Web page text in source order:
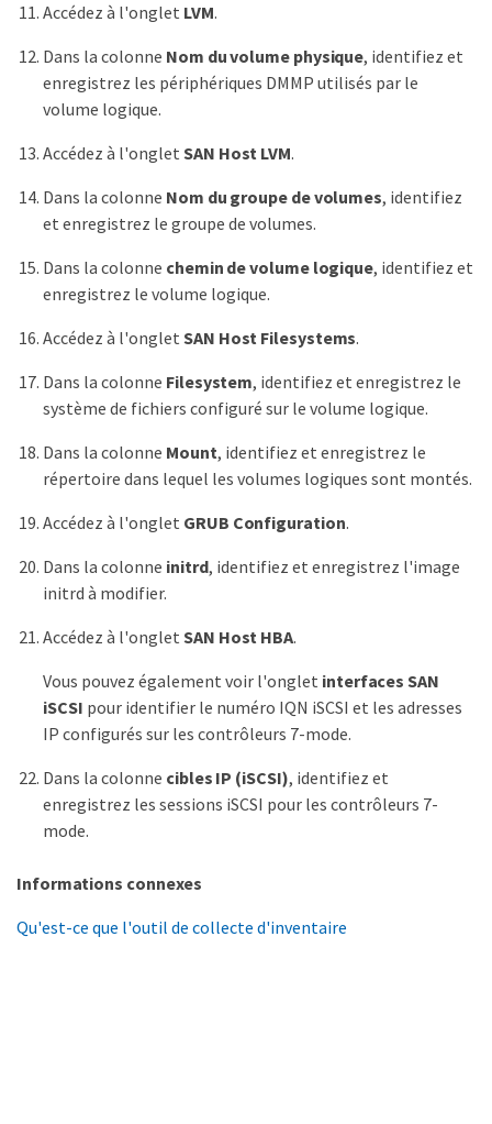
Accédez à l'onglet LVM.
Dans la colonne Nom du volume physique, identifiez et
enregistrez les périphériques DMMP utilisés par le
volume logique.
Accédez à l'onglet SAN Host LVM.
Dans la colonne Nom du groupe de volumes, identifiez
et enregistrez le groupe de volumes.
Dans la colonne chemin de volume logique, identifiez et
enregistrez le volume logique.
Accédez à l'onglet SAN Host Filesystems.
Dans la colonne Filesystem, identifiez et enregistrez le
système de fichiers configuré sur le volume logique.
Dans la colonne Mount, identifiez et enregistrez le
répertoire dans lequel les volumes logiques sont montés.
Accédez à l'onglet GRUB Configuration.
Dans la colonne initrd, identifiez et enregistrez l'image
initrd à modifier.
Accédez à l'onglet SAN Host HBA.
Vous pouvez également voir l'onglet interfaces SAN
iSCSI pour identifier le numéro IQN iSCSI et les adresses
IP configurés sur les contrôleurs 7-mode.
Dans la colonne cibles IP (iSCSI), identifiez et
enregistrez les sessions iSCSI pour les contrôleurs 7-
mode.
Informations connexes
Qu'est-ce que l'outil de collecte d'inventaire